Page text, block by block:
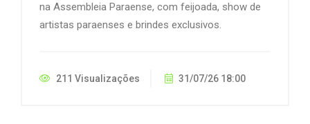
na Assembleia Paraense, com feijoada, show de
artistas paraenses e brindes exclusivos.
211 Visualizações 31/07/26 18:00